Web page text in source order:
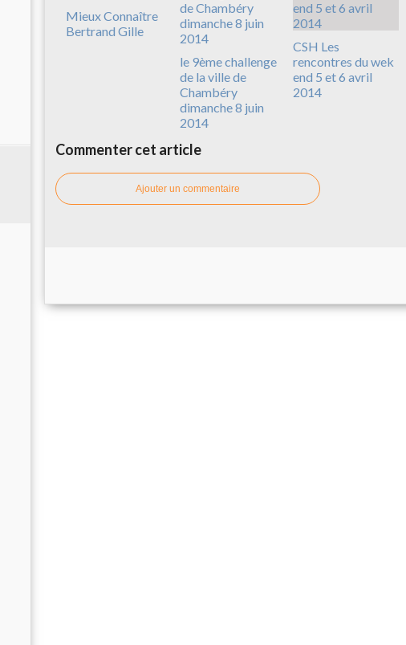
Mieux Connaître
Bertrand Gille
le 9ème challenge
de la ville de
Chambéry
dimanche 8 juin
2014
CSH Les
rencontres du wek
end 5 et 6 avril
2014
Commenter cet article
Ajouter un commentaire